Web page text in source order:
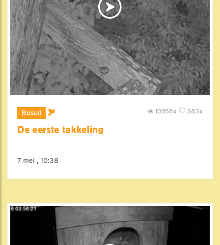
Bosuil 383x
10958x
De eerste takkeling
7 mei , 10:38